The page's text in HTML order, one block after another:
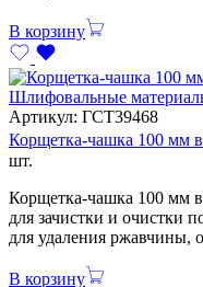
В корзину
Шлифовальные
Артикул: ГСТ39468
Корщетка-чашка 100 мм
шт.
Корщетка-чашка 100 мм
для зачистки и очистки
для удаления ржавчины,
В корзину